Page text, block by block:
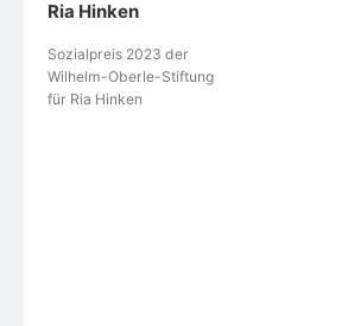
Ria Hinken
Sozialpreis 2023 der
Wilhelm-Oberle-Stiftung
für Ria Hinken